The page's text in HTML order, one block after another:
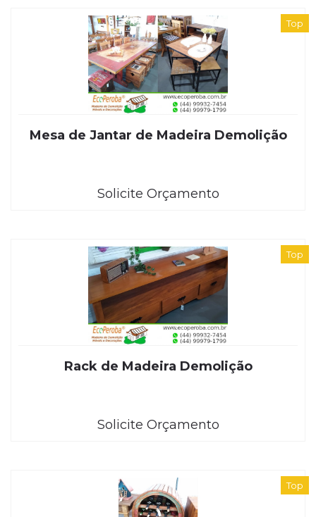
Mesa de Jantar de Madeira Demolição
Solicite Orçamento
Top
Rack de Madeira Demolição
Solicite Orçamento
Top
Top